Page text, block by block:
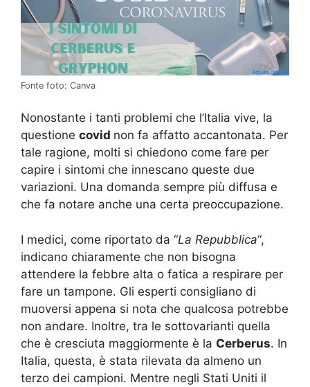
Fonte foto: Canva
Nonostante i tanti problemi che l’Italia vive, la
questione covid non fa affatto accantonata. Per
tale ragione, molti si chiedono come fare per
capire i sintomi che innescano queste due
variazioni. Una domanda sempre più diffusa e
che fa notare anche una certa preoccupazione.
I medici, come riportato da “La Repubblica“,
indicano chiaramente che non bisogna
attendere la febbre alta o fatica a respirare per
fare un tampone. Gli esperti consigliano di
muoversi appena si nota che qualcosa potrebbe
non andare. Inoltre, tra le sottovarianti quella
che è cresciuta maggiormente è la Cerberus. In
Italia, questa, è stata rilevata da almeno un
terzo dei campioni. Mentre negli Stati Uniti il